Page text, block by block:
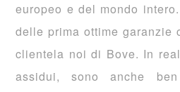
europeo e del mondo
delle prima ottime garanzie
clientela noi di Bove. In
assidui, sono anche